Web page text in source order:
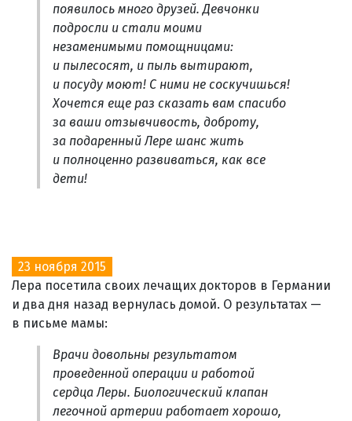
появилось много друзей. Девчонки
подросли и стали моими
незаменимыми помощницами:
и пылесосят, и пыль вытирают,
и посуду моют! С ними не соскучишься!
Хочется еще раз сказать вам спасибо
за ваши отзывчивость, доброту,
за подаренный Лере шанс жить
и полноценно развиваться, как все
дети!
23 ноября 2015
Лера посетила своих лечащих докторов в Германии
и два дня назад вернулась домой. О результатах —
в письме мамы:
Врачи довольны результатом
проведенной операции и работой
сердца Леры. Биологический клапан
легочной артерии работает хорошо,